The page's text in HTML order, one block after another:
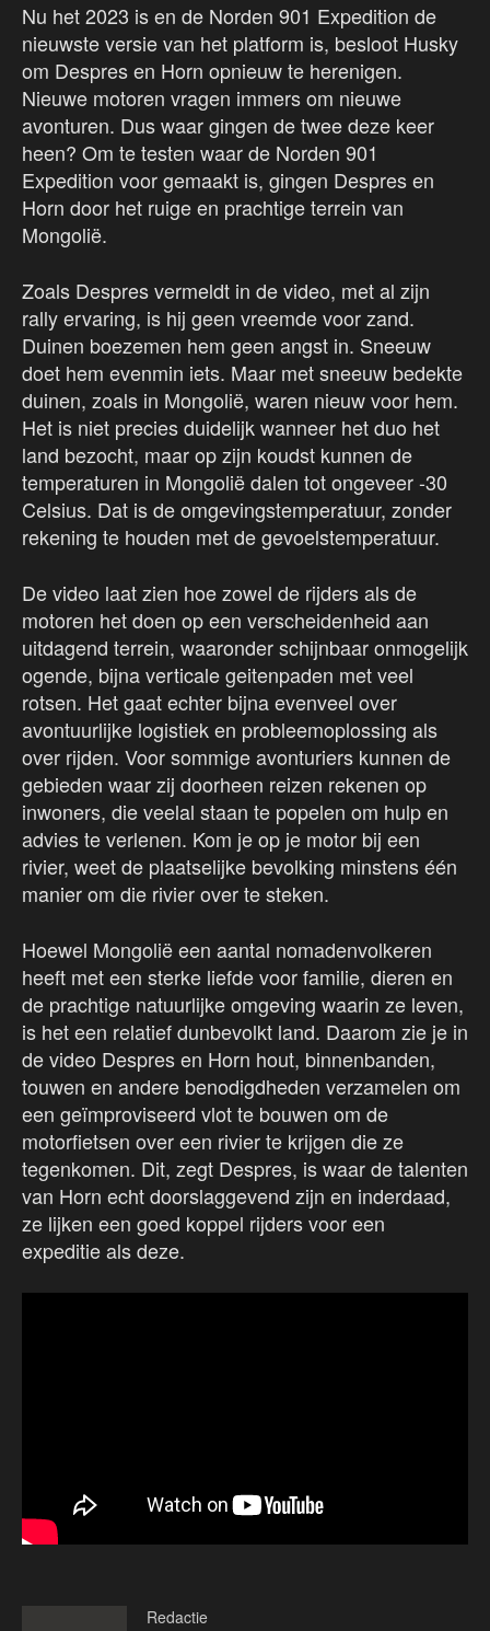
Nu het 2023 is en de Norden 901 Expedition de
nieuwste versie van het platform is, besloot Husky
om Despres en Horn opnieuw te herenigen.
Nieuwe motoren vragen immers om nieuwe
avonturen. Dus waar gingen de twee deze keer
heen? Om te testen waar de Norden 901
Expedition voor gemaakt is, gingen Despres en
Horn door het ruige en prachtige terrein van
Mongolië.
Zoals Despres vermeldt in de video, met al zijn
rally ervaring, is hij geen vreemde voor zand.
Duinen boezemen hem geen angst in. Sneeuw
doet hem evenmin iets. Maar met sneeuw bedekte
duinen, zoals in Mongolië, waren nieuw voor hem.
Het is niet precies duidelijk wanneer het duo het
land bezocht, maar op zijn koudst kunnen de
temperaturen in Mongolië dalen tot ongeveer -30
Celsius. Dat is de omgevingstemperatuur, zonder
rekening te houden met de gevoelstemperatuur.
De video laat zien hoe zowel de rijders als de
motoren het doen op een verscheidenheid aan
uitdagend terrein, waaronder schijnbaar onmogelijk
ogende, bijna verticale geitenpaden met veel
rotsen. Het gaat echter bijna evenveel over
avontuurlijke logistiek en probleemoplossing als
over rijden. Voor sommige avonturiers kunnen de
gebieden waar zij doorheen reizen rekenen op
inwoners, die veelal staan te popelen om hulp en
advies te verlenen. Kom je op je motor bij een
rivier, weet de plaatselijke bevolking minstens één
manier om die rivier over te steken.
Hoewel Mongolië een aantal nomadenvolkeren
heeft met een sterke liefde voor familie, dieren en
de prachtige natuurlijke omgeving waarin ze leven,
is het een relatief dunbevolkt land. Daarom zie je in
de video Despres en Horn hout, binnenbanden,
touwen en andere benodigdheden verzamelen om
een geïmproviseerd vlot te bouwen om de
motorfietsen over een rivier te krijgen die ze
tegenkomen. Dit, zegt Despres, is waar de talenten
van Horn echt doorslaggevend zijn en inderdaad,
ze lijken een goed koppel rijders voor een
expeditie als deze.
Redactie